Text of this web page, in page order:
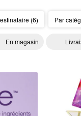
(6) Par
En magasin